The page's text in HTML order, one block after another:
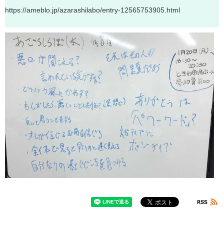
https://ameblo.jp/azarashilabo/entry-12565753905.html